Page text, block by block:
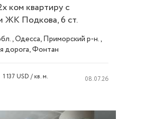
ком квартиру с
ЖК Подкова, 6 ст.
ID 53259
Одесса, Приморский р-н.,
дорога, Фонтан
1 137 USD / кв. м. 08.07.26